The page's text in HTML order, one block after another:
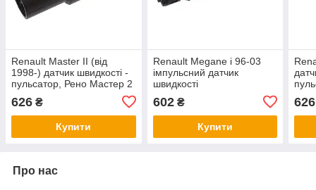
Renault Master II (від
1998-) датчик швидкості -
пульсатор, Рено Мастер 2
626 ₴
Купити
Renault Megane і 96-03
імпульсний датчик
швидкості
602₴
Купити
626
Про нас